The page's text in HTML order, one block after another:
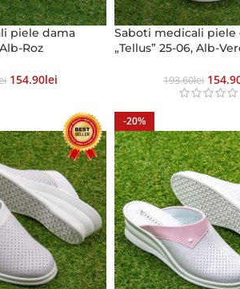
piele dama
Roz
154.90Lei
Saboti medicali piele
„Tellus” 25-06, Alb-
193.60Lei
-20%